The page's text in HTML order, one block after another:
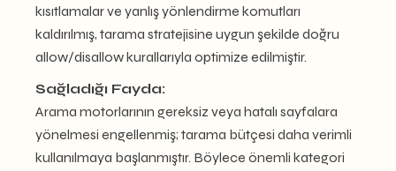
kısıtlamalar ve yanlış yönlendirme komutları
kaldırılmış, tarama stratejisine uygun şekilde doğru
allow/disallow kurallarıyla optimize edilmiştir.
Sağladığı Fayda:
Arama motorlarının gereksiz veya hatalı sayfalara
yönelmesi engellenmiş; tarama bütçesi daha verimli
kullanılmaya başlanmıştır. Böylece önemli kategori